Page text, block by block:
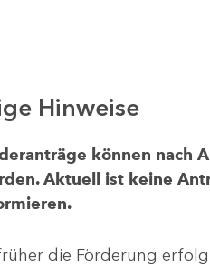
Hinweise
können nach
Aktuell ist keine
die Förderung